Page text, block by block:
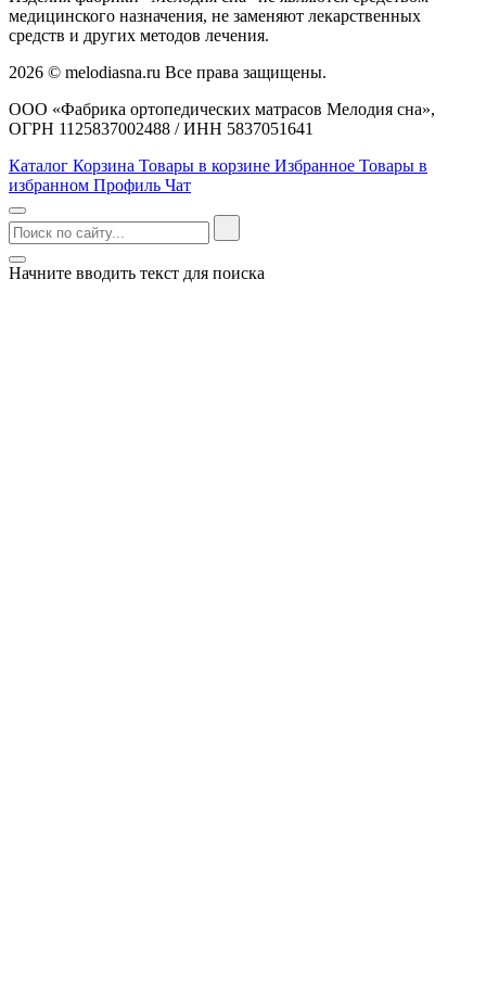
медицинского назначения, не заменяют лекарственных
средств и других методов лечения.
2026 © melodiasna.ru Все права защищены.
ООО «Фабрика ортопедических матрасов Мелодия сна»,
ОГРН 1125837002488 / ИНН 5837051641
Каталог Корзина Товары в корзине Избранное Товары в
избранном Профиль Чат
Начните вводить текст для поиска